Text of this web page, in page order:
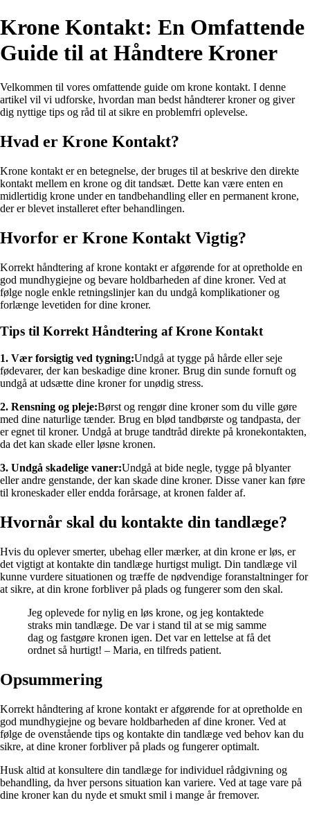
Krone Kontakt: En Omfattende
Guide til at Håndtere Kroner
Velkommen til vores omfattende guide om krone kontakt. I denne
artikel vil vi udforske, hvordan man bedst håndterer kroner og giver
dig nyttige tips og råd til at sikre en problemfri oplevelse.
Hvad er Krone Kontakt?
Krone kontakt er en betegnelse, der bruges til at beskrive den direkte
kontakt mellem en krone og dit tandsæt. Dette kan være enten en
midlertidig krone under en tandbehandling eller en permanent krone,
der er blevet installeret efter behandlingen.
Hvorfor er Krone Kontakt Vigtig?
Korrekt håndtering af krone kontakt er afgørende for at opretholde en
god mundhygiejne og bevare holdbarheden af dine kroner. Ved at
følge nogle enkle retningslinjer kan du undgå komplikationer og
forlænge levetiden for dine kroner.
Tips til Korrekt Håndtering af Krone Kontakt
1. Vær forsigtig ved tygning:Undgå at tygge på hårde eller seje
fødevarer, der kan beskadige dine kroner. Brug din sunde fornuft og
undgå at udsætte dine kroner for unødig stress.
2. Rensning og pleje:Børst og rengør dine kroner som du ville gøre
med dine naturlige tænder. Brug en blød tandbørste og tandpasta, der
er egnet til kroner. Undgå at bruge tandtråd direkte på kronekontakten,
da det kan skade eller løsne kronen.
3. Undgå skadelige vaner:Undgå at bide negle, tygge på blyanter
eller andre genstande, der kan skade dine kroner. Disse vaner kan føre
til kroneskader eller endda forårsage, at kronen falder af.
Hvornår skal du kontakte din tandlæge?
Hvis du oplever smerter, ubehag eller mærker, at din krone er løs, er
det vigtigt at kontakte din tandlæge hurtigst muligt. Din tandlæge vil
kunne vurdere situationen og træffe de nødvendige foranstaltninger for
at sikre, at din krone forbliver på plads og fungerer som den skal.
Jeg oplevede for nylig en løs krone, og jeg kontaktede
straks min tandlæge. De var i stand til at se mig samme
dag og fastgøre kronen igen. Det var en lettelse at få det
ordnet så hurtigt! – Maria, en tilfreds patient.
Opsummering
Korrekt håndtering af krone kontakt er afgørende for at opretholde en
god mundhygiejne og bevare holdbarheden af dine kroner. Ved at
følge de ovenstående tips og kontakte din tandlæge ved behov kan du
sikre, at dine kroner forbliver på plads og fungerer optimalt.
Husk altid at konsultere din tandlæge for individuel rådgivning og
behandling, da hver persons situation kan variere. Ved at tage vare på
dine kroner kan du nyde et smukt smil i mange år fremover.